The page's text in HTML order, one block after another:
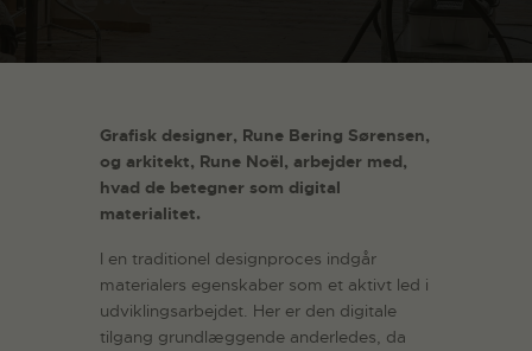
Grafisk designer, Rune Bering Sørensen,
og arkitekt, Rune Noël, arbejder med,
hvad de betegner som digital
materialitet.
I en traditionel designproces indgår
materialers egenskaber som et aktivt led i
udviklingsarbejdet. Her er den digitale
tilgang grundlæggende anderledes, da